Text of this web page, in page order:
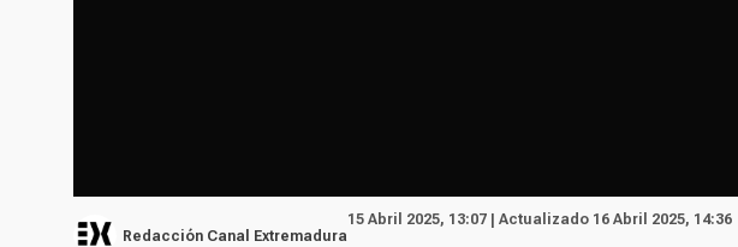
Redacción Canal Extremadura
15 Abril 2025, 13:07 | Actualizado 16 Abril 2025, 14:36